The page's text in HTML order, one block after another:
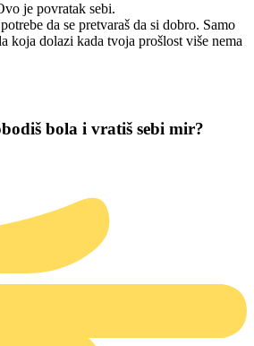
je povratak sebi.
da se pretvaraš da si dobro. Samo
dolazi kada tvoja prošlost više nema
bola i vratiš sebi mir?